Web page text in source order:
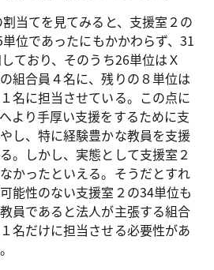
当てを見てみると、支援室２の
単位であったにもかかわらず、31
ており、そのうち26単位はＸ
組合員４名に、残りの８単位は
名に担当させている。この点に
より手厚い支援をするために支
し、特に経験豊かな教員を支援
。しかし、実態として支援室２
かったといえる。そうだとすれ
能性のない支援室２の34単位も
員であると法人が主張する組合
名だけに担当させる必要性があ